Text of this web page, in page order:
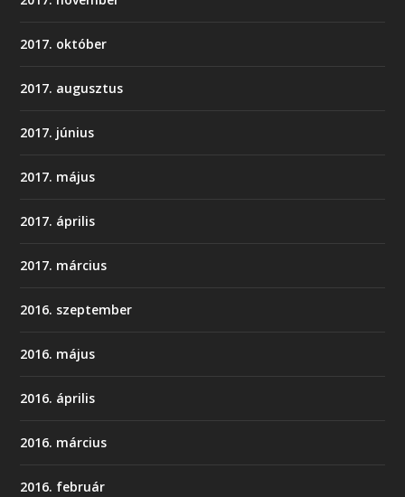
2017. október
2017. augusztus
2017. június
2017. május
2017. április
2017. március
2016. szeptember
2016. május
2016. április
2016. március
2016. február